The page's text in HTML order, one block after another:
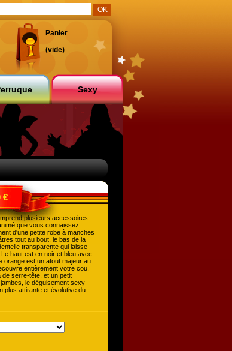
Panier
(vide)
Sexy
€
plusieurs accessoires
que vous connaissez
d'une petite robe à manches
tout au bout, le bas de la
transparente qui laisse
haut est en noir et bleu avec
orange est un atout majeur au
entièrement votre cou,
serre-tête, et un petit
le déguisement sexy
plus attirante et évolutive du